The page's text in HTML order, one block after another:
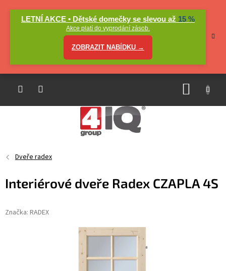
LETNÍ AKCE • Dětské domečky se slevou až 15 %
Akce platí do vyprodání zásob.
ZOBRAZIT NABÍDKU →
Dveře radex
Interiérové dveře Radex CZAPLA 4S
Značka: RADEX